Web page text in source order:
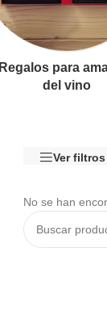
Regalos para
del vino
Ver filtros
No se han